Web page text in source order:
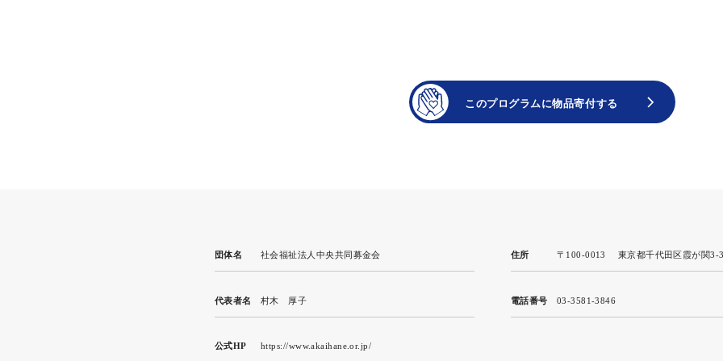
団体名 社会福祉法人中央共同募金会 住所 〒100-0013 東京都千代田区霞が関3-
代表者名 村木 厚子 電話番号 03-3581-3846
公式HP https://www.akaihane.or.jp/